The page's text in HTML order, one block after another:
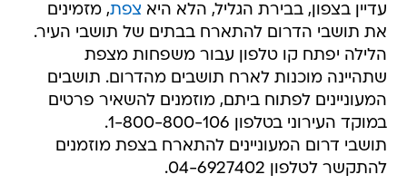
עדיין בצפון, בבירת הגליל, הלא היא צפת, מזמינים
את תושבי הדרום להתארח בבתים של תושבי העיר.
הלילה יפתח קו טלפון עבור משפחות מצפת
שתהיינה מוכנות לארח תושבים מהדרום. תושבים
המעוניינים לפתוח ביתם, מוזמנים להשאיר פרטים
במוקד העירוני בטלפון 1-800-800-106.
תושבי דרום המעוניינים להתארח בצפת מוזמנים
להתקשר לטלפון 04-6927402.